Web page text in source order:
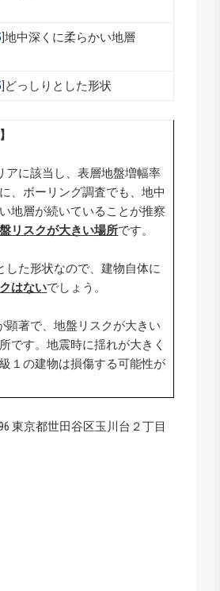
]地中深くに柔らかい地層
]どっしりとした形状
アに該当し、表層地盤増幅率
、ボーリング調査でも、地中
地層が続いていることが推察
リスクが大きい場所です。
した形状なので、建物自体に
はないでしょう。
顕著で、地盤リスクが大きい
です。地震時に揺れが大きく
１の建物は損傷する可能性が
東京都世田谷区玉川台２丁目